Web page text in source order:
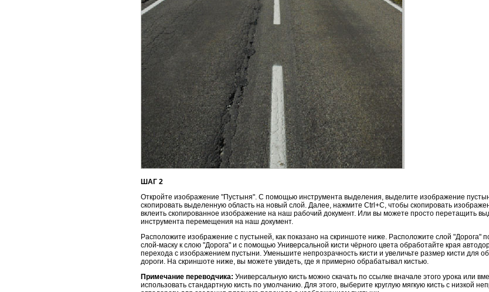
ШАГ 2
Откройте изображение "Пустыня". С помощью инструмента выделения, выделите изображение
скопировать выделенную область на новый слой. Далее, нажмите Ctrl+C, чтобы скопировать
вклеить скопированное изображение на наш рабочий документ. Или вы можете просто перетащить
инструмента перемещения на наш документ.
Расположите изображение с пустыней, как показано на скриншоте ниже. Расположите слой "Дорога"
слой-маску к слою "Дорога" и с помощью Универсальной кисти чёрного цвета обработайте края
перехода с изображением пустыни. Уменьшите непрозрачность кисти и увеличьте размер кисти для
дороги. На скриншоте ниже, вы можете увидеть, где я примерно обрабатывал кистью.
Примечание переводчика: Универсальную кисть можно скачать по ссылке вначале этого урока или
использовать стандартную кисть по умолчанию. Для этого, выберите круглую мягкую кисть с низкой